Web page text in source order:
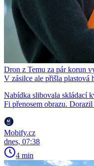
Dron z Temu za pár korun
V zásilce ale přišla plastová
Nabídka slibovala skládací
Fi přenosem obrazu.
Mobify.cz
dnes, 07:38
4 min